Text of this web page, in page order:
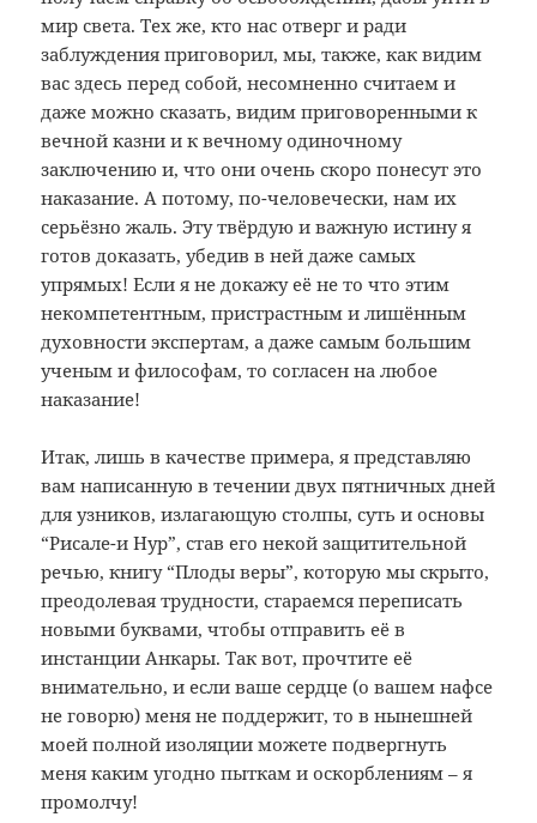
мир света. Тех же, кто нас отверг и ради
заблуждения приговорил, мы, также, как видим
вас здесь перед собой, несомненно считаем и
даже можно сказать, видим приговоренными к
вечной казни и к вечному одиночному
заключению и, что они очень скоро понесут это
наказание. А потому, по-человечески, нам их
серьёзно жаль. Эту твёрдую и важную истину я
готов доказать, убедив в ней даже самых
упрямых! Если я не докажу её не то что этим
некомпетентным, пристрастным и лишённым
духовности экспертам, а даже самым большим
ученым и философам, то согласен на любое
наказание!
Итак, лишь в качестве примера, я представляю
вам написанную в течении двух пятничных дней
для узников, излагающую столпы, суть и основы
“Рисале-и Нур”, став его некой защитительной
речью, книгу “Плоды веры”, которую мы скрыто,
преодолевая трудности, стараемся переписать
новыми буквами, чтобы отправить её в
инстанции Анкары. Так вот, прочтите её
внимательно, и если ваше сердце (о вашем нафсе
не говорю) меня не поддержит, то в нынешней
моей полной изоляции можете подвергнуть
меня каким угодно пыткам и оскорблениям – я
промолчу!